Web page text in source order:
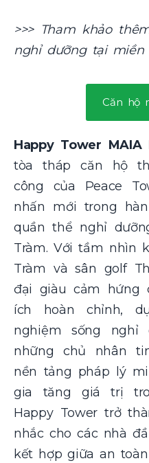
>>> Tham khảo
nghỉ dưỡng tại miền
Căn hộ
Happy Tower MAIA
tòa tháp căn hộ
công của Peace
nhấn mới trong
quần thể nghỉ
Tràm. Với tầm nhìn
Tràm và sân golf
đại giàu cảm hứng
ích hoàn chỉnh,
nghiệm sống nghỉ
những chủ nhân
nền tảng pháp lý
gia tăng giá trị
Happy Tower trở
nhắc cho các nhà
kết hợp giữa an